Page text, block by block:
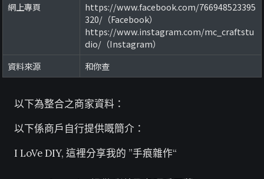
網上專頁
https://www.facebook.com/766948523395
320/（Facebook）
https://www.instagram.com/mc_craftstu
dio/（Instagram）
資料來源
和你查
以下為整合之商家資料：
以下係商戶自行提供嘅簡介：
I LoVe DIY, 這裡分享我的 ”手痕雜作“